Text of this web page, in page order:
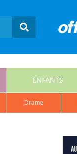
ENFANTS
drame